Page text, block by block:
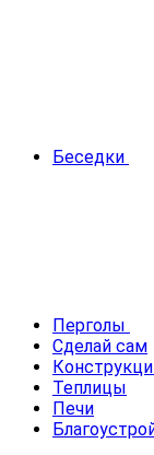
Беседки
Перголы
Сделай сам
Теплицы
Печи